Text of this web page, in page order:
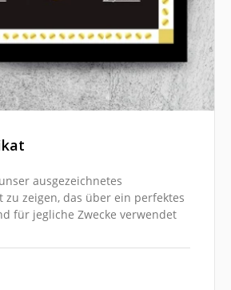
ausgezeichnetes
zu zeigen, das über ein perfektes
für jegliche Zwecke verwendet